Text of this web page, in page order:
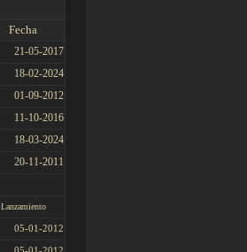
Fecha
21-05-2017
18-02-2024
01-09-2012
11-10-2016
18-03-2024
20-11-2011
Lanzamiento
05-01-2012